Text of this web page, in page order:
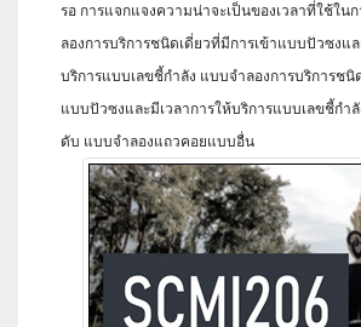
รอ การแจกแจงความน่าจะเป็นของเวลาที่ใช้ใน
ลองการบริการชนิดเดี่ยวที่มีการเข้าแบบปัวซงแล
บริการแบบเลขชี้กําลัง แบบจําลองการบริการช
แบบปัวซงและมีเวลาการให้บริการแบบเลขชี้กําลั
ดับ แบบจําลองแถวคอยแบบอื่น